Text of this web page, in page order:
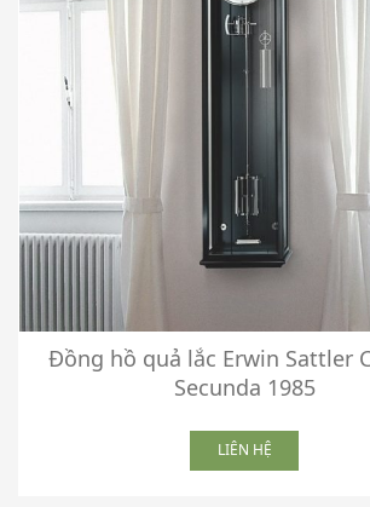
Đồng hồ quả lắc Erwin Sattler
Secunda 1985
LIÊN HỆ